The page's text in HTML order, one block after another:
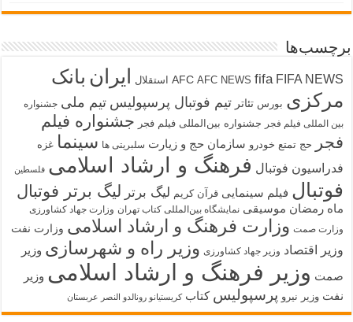
برچسب‌ها
AFC AFC NEWS fifa FIFA NEWS استقلال ایران بانک
مرکزی بورس تئاتر تیم فوتبال پرسپولیس تیم ملی جشنواره
بین المللی فیلم فجر جشنواره بین‌المللی فیلم فجر جشنواره فیلم
فجر
حج تمتع خودرو سازمان حج و زیارت سلبریتی ها سینما غزه
فدراسیون فوتبال فرهنگ و ارشاد اسلامی فلسطین
فوتبال فیلم سینمایی قرآن کریم لیگ برتر لیگ برتر فوتبال
ماه رمضان موسیقی نمایشگاه بین‌المللی کتاب تهران وزارت جهاد کشاورزی
وزارت صمت وزارت فرهنگ و ارشاد اسلامی وزارت نفت
وزیر اقتصاد وزیر جهاد کشاورزی وزیر راه و شهرسازی وزیر
صمت وزیر فرهنگ و ارشاد اسلامی وزیر
نفت وزیر نیرو پرسپولیس کتاب کریستیانو رونالدو النصر عربستان